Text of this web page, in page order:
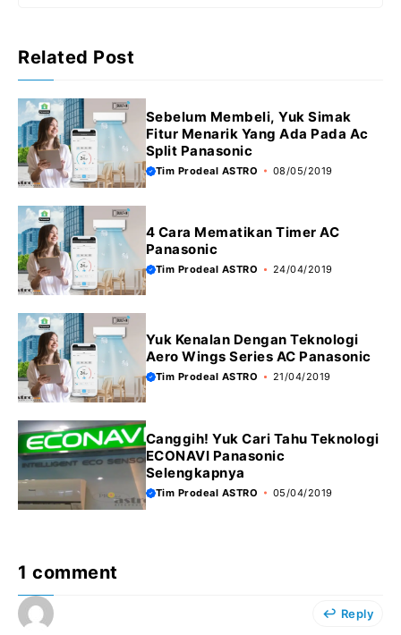
Related Post
Sebelum Membeli, Yuk Simak
Fitur Menarik Yang Ada Pada Ac
Split Panasonic
Tim Prodeal ASTRO 08/05/2019
4 Cara Mematikan Timer AC
Panasonic
Tim Prodeal ASTRO 24/04/2019
Yuk Kenalan Dengan Teknologi
Aero Wings Series AC Panasonic
Tim Prodeal ASTRO 21/04/2019
Canggih! Yuk Cari Tahu Teknologi
ECONAVI Panasonic
Selengkapnya
Tim Prodeal ASTRO 05/04/2019
1 comment
Reply